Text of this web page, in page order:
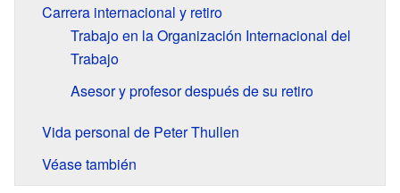
Carrera internacional y retiro
Trabajo en la Organización Internacional del
Trabajo
Asesor y profesor después de su retiro
Vida personal de Peter Thullen
Véase también